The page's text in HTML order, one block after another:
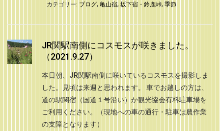
カテゴリー: ブログ, 亀山宿, 坂下宿・鈴鹿峠, 季節
JR関駅南側にコスモスが咲きました。
（2021.9.27）
本日朝、JR関駅南側に咲いているコスモスを撮影しま
した。見頃は来週と思われます。 車でお越しの方は、
道の駅関宿（国道１号沿い）か観光協会有料駐車場を
ご利用ください。（現地への車の通行・駐車は農作業
の支障となります）